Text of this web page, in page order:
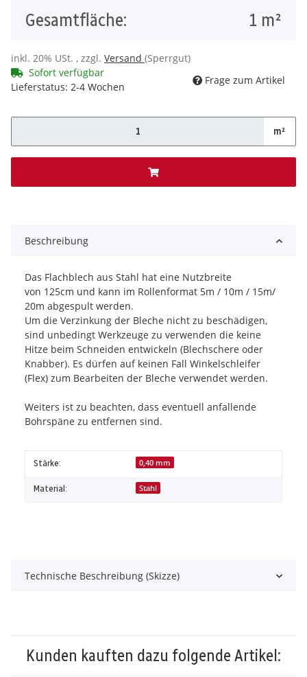
Gesamtfläche: 1 m²
inkl. 20% USt. , zzgl. Versand (Sperrgut)
Sofort verfügbar
Lieferstatus: 2-4 Wochen
Frage zum Artikel
m²
Beschreibung
Das Flachblech aus Stahl hat eine Nutzbreite
von 125cm und kann im Rollenformat 5m / 10m / 15m/
20m abgespult werden.
Um die Verzinkung der Bleche nicht zu beschädigen,
sind unbedingt Werkzeuge zu verwenden die keine
Hitze beim Schneiden entwickeln (Blechschere oder
Knabber). Es dürfen auf keinen Fall Winkelschleifer
(Flex) zum Bearbeiten der Bleche verwendet werden.
Weiters ist zu beachten, dass eventuell anfallende
Bohrspäne zu entfernen sind.
Stärke: 0,40 mm
Material: Stahl
Technische Beschreibung (Skizze)
Kunden kauften dazu folgende Artikel: